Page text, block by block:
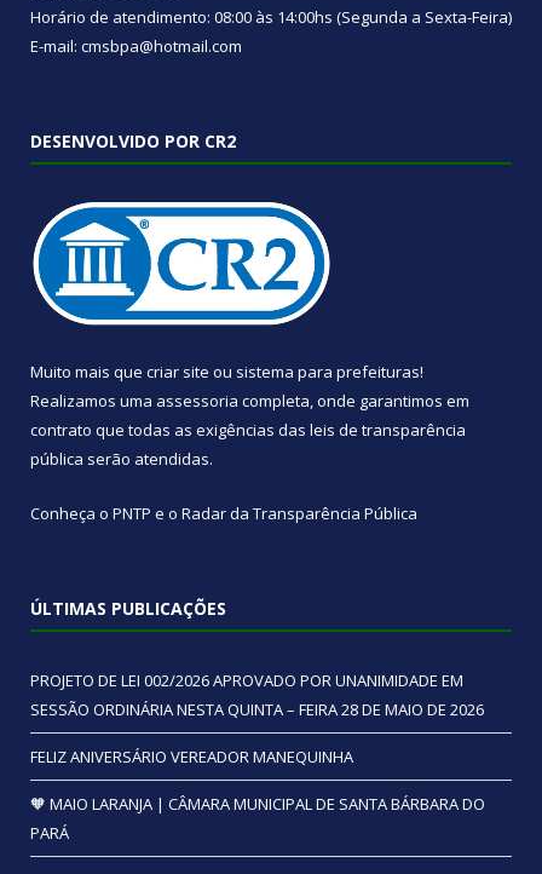
Horário de atendimento: 08:00 às 14:00hs (Segunda a Sexta-Feira)
E-mail: cmsbpa@hotmail.com
DESENVOLVIDO POR CR2
Muito mais que criar site ou sistema para prefeituras!
Realizamos uma assessoria completa, onde garantimos em
contrato que todas as exigências das leis de transparência
pública serão atendidas.
Conheça o PNTP e o Radar da Transparência Pública
ÚLTIMAS PUBLICAÇÕES
PROJETO DE LEI 002/2026 APROVADO POR UNANIMIDADE EM
SESSÃO ORDINÁRIA NESTA QUINTA – FEIRA 28 DE MAIO DE 2026
FELIZ ANIVERSÁRIO VEREADOR MANEQUINHA
🧡 MAIO LARANJA | CÂMARA MUNICIPAL DE SANTA BÁRBARA DO
PARÁ